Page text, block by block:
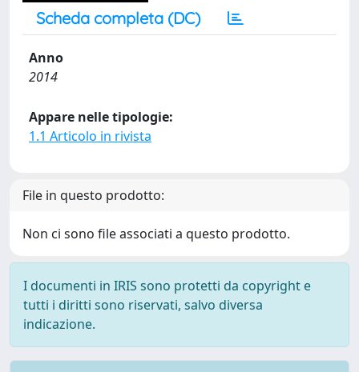
Scheda completa (DC)
Anno
2014
Appare nelle tipologie:
1.1 Articolo in rivista
File in questo prodotto:
Non ci sono file associati a questo prodotto.
I documenti in IRIS sono protetti da copyright e
tutti i diritti sono riservati, salvo diversa
indicazione.